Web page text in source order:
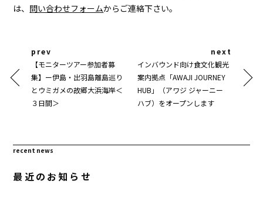
は、 問い合わせフォームからご連絡下さい。
稿
【モニターツアー参加者募
集】ー伊島・出羽島離島巡り
とウミガメの故郷大浜海岸＜
３日間＞
インバウンド向け食文化観光
案内拠点「AWAJI JOURNEY
HUB」（アワジ ジャーニー
ハブ）をオープンします
recent news
最近のお知らせ